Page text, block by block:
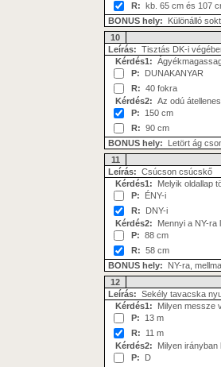
R: kb. 65 cm és 107
BONUS hely: Különálló
10
Leírás: Tisztás DK-i
Kérdés1:
P: DUNAKANYAR
R: 40 fokra
Kérdés2: Az odú
P: 150 cm
R: 90 cm
BONUS hely: Letört ág
11
Leírás: Csúcson csúcskő
Kérdés1: Melyik oldallap
P: ÉNY-i
R: DNY-i
Kérdés2: Mennyi a NY-ra
P: 88 cm
R: 58 cm
BONUS hely: NY-ra,
12
Leírás: Sekély tavacska
Kérdés1: Milyen messze
P: 13 m
R: 11 m
Kérdés2: Milyen
P: D